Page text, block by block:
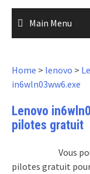
Main Menu
Home > lenovo >
in6wln03ww6.exe
Lenovo
pilotes gratuit
Vous
pilotes gratuit